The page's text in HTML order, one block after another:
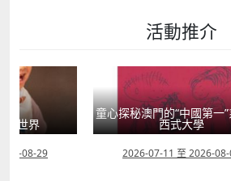
活動推介
第一”系列──
08-08
嬰幼兒親子閱讀推廣活動-
氹氹轉
2026-07-11 至 2026-